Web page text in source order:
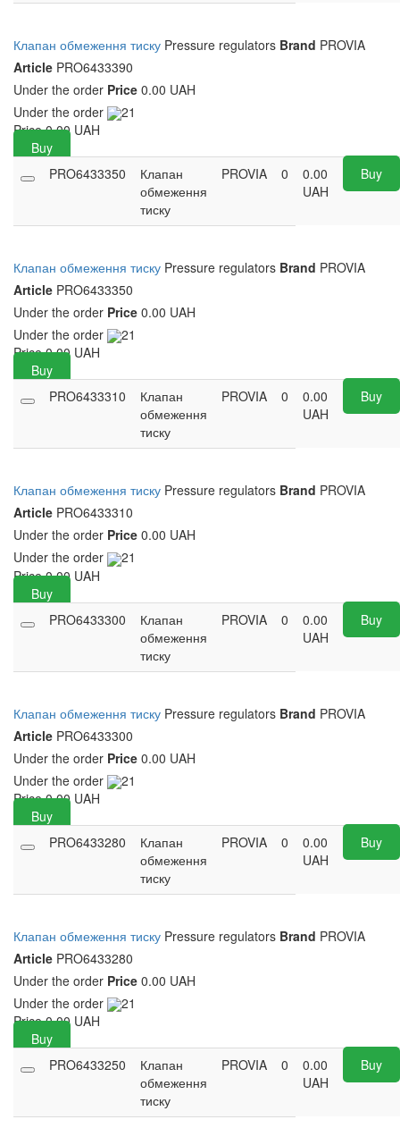
Клапан обмеження тиску Pressure regulators Brand PROVIA
Article PRO6433390
Under the order Price 0.00 UAH
Under the order
21
Price 0.00 UAH
Buy
PRO6433350
Клапан
обмеження
тиску
PROVIA 0
0.00
UAH
Buy
Клапан обмеження тиску Pressure regulators Brand PROVIA
Article PRO6433350
Under the order Price 0.00 UAH
Under the order
21
Price 0.00 UAH
Buy
PRO6433310
Клапан
обмеження
тиску
PROVIA 0
0.00
UAH
Buy
Клапан обмеження тиску Pressure regulators Brand PROVIA
Article PRO6433310
Under the order Price 0.00 UAH
Under the order
21
Price 0.00 UAH
Buy
PRO6433300
Клапан
обмеження
тиску
PROVIA 0
0.00
UAH
Buy
Клапан обмеження тиску Pressure regulators Brand PROVIA
Article PRO6433300
Under the order Price 0.00 UAH
Under the order
21
Price 0.00 UAH
Buy
PRO6433280
Клапан
обмеження
тиску
PROVIA 0
0.00
UAH
Buy
Клапан обмеження тиску Pressure regulators Brand PROVIA
Article PRO6433280
Under the order Price 0.00 UAH
Under the order
21
Price 0.00 UAH
Buy
PRO6433250
Клапан
обмеження
тиску
PROVIA 0
0.00
UAH
Buy